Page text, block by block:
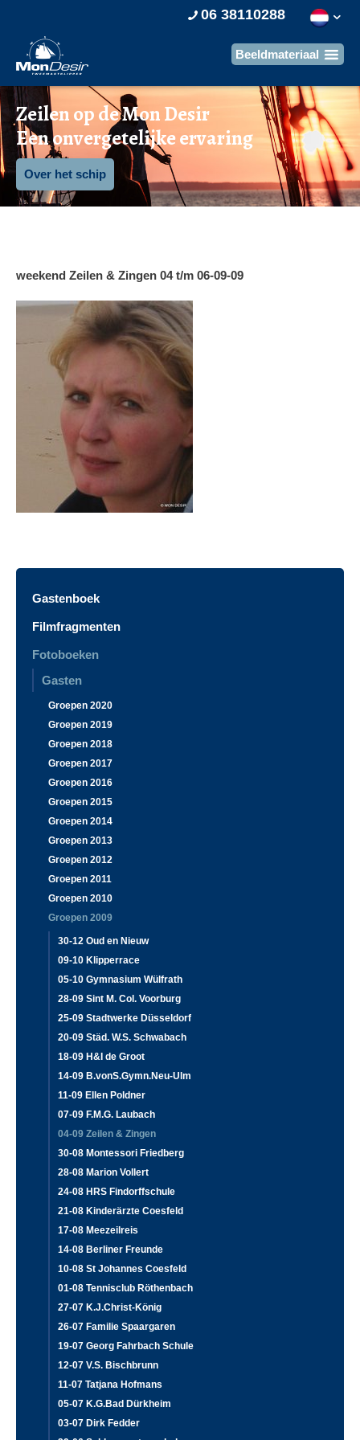
06 38110288
Zeilen op de Mon Desir
Een onvergetelijke ervaring
Over het schip
weekend Zeilen & Zingen 04 t/m 06-09-09
Gastenboek
Filmfragmenten
Fotoboeken
Gasten
Groepen 2020
Groepen 2019
Groepen 2018
Groepen 2017
Groepen 2016
Groepen 2015
Groepen 2014
Groepen 2013
Groepen 2012
Groepen 2011
Groepen 2010
Groepen 2009
30-12 Oud en Nieuw
09-10 Klipperrace
05-10 Gymnasium Wülfrath
28-09 Sint M. Col. Voorburg
25-09 Stadtwerke Düsseldorf
20-09 Städ. W.S. Schwabach
18-09 H&I de Groot
14-09 B.vonS.Gymn.Neu-Ulm
11-09 Ellen Poldner
07-09 F.M.G. Laubach
04-09 Zeilen & Zingen
30-08 Montessori Friedberg
28-08 Marion Vollert
24-08 HRS Findorffschule
21-08 Kinderärzte Coesfeld
17-08 Meezeilreis
14-08 Berliner Freunde
10-08 St Johannes Coesfeld
01-08 Tennisclub Röthenbach
27-07 K.J.Christ-König
26-07 Familie Spaargaren
19-07 Georg Fahrbach Schule
12-07 V.S. Bischbrunn
11-07 Tatjana Hofmans
05-07 K.G.Bad Dürkheim
03-07 Dirk Fedder